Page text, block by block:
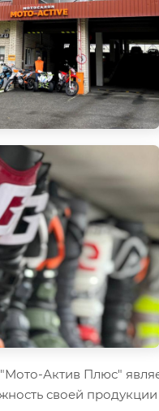
Актив Плюс"
своей